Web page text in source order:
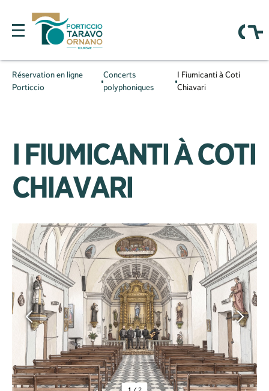
Réservation en ligne
Porticcio
Concerts
polyphoniques
I Fiumicanti à Coti
Chiavari
I FIUMICANTI À COTI
CHIAVARI
1 / 2